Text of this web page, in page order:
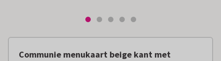
Communie menukaart beige kant met